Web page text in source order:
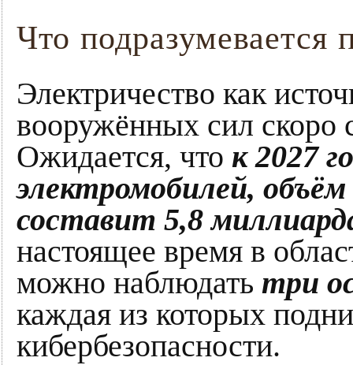
Что подразумевается
Электричество как
вооружённых сил скоро
Ожидается, что к 2027
электромобилей, объём
составит 5,8
настоящее время в
можно наблюдать три
каждая из которых
кибербезопасности.